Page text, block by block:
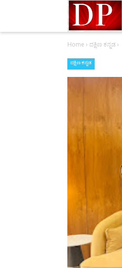
Home › ದಕ್ಷಿಣ ಕನ್ನಡ›
ದಕ್ಷಿಣ ಕನ್ನಡ